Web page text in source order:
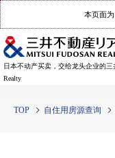
本页面为
日本不动产买卖，交给龙头企业的三
Realty
TOP 自住用房源查询